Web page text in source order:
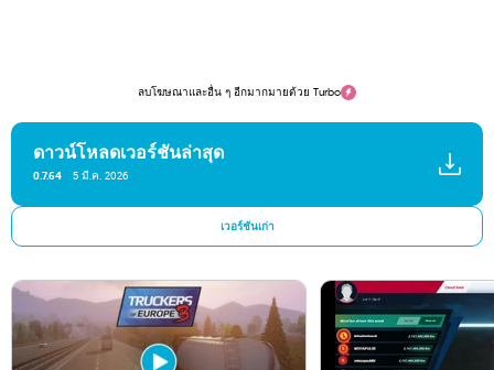
ลบโฆษณาและอื่น ๆ อีกมากมายด้วย Turbo
ดาวน์โหลดเวอร์ชันล่าสุด
0.7.64 5 มี.ค. 2026
เวอร์ชันเก่า